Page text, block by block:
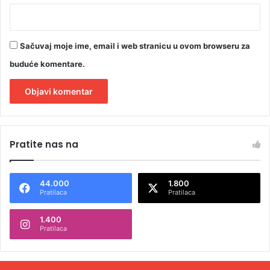
Sačuvaj moje ime, email i web stranicu u ovom browseru za
buduće komentare.
t
n
t
Pratite nas na
44.000
Pratilaca
1.800
Pratilaca
1.400
Pratilaca